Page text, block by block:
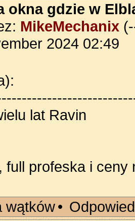
okna gdzie w
MikeMechanix
2024 02:49
lat Ravin
full profeska i ceny
wątków•